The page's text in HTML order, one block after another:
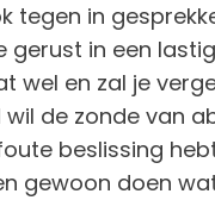
tegen in
gerust in een
wel en zal je
de zonde van
beslissing
gewoon doen